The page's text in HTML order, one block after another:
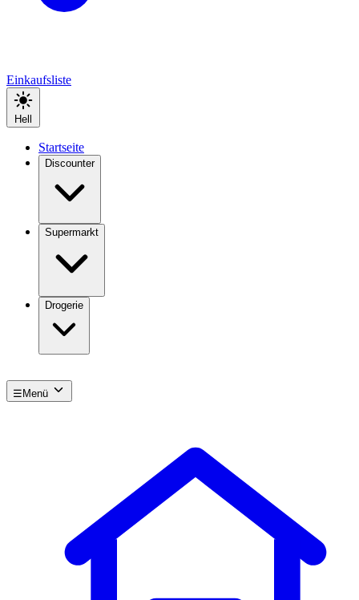
Einkaufsliste
Hell
Startseite
Discounter
Supermarkt
Drogerie
☰ Menü